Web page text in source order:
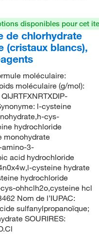
disponibles pour cet
de chlorhydrate
(cristaux blancs),
moléculaire:
moléculaire (g/mol):
l-cysteine
cys-
hydrochloride
monohydrate
amino-3-
acid hydrochloride
cysteine hydrate
hydrochloride
ohhclh2o,cysteine hcl
Nom de l’IUPAC:
sulfanylpropanoïque;
SOURIRES: